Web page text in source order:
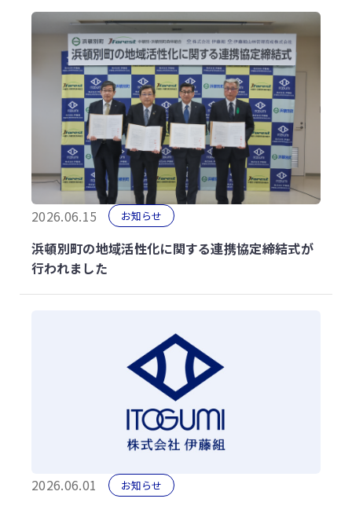
2026.06.15 お知らせ
浜頓別町の地域活性化に関する連携協定締結式が
行われました
2026.06.01 お知らせ